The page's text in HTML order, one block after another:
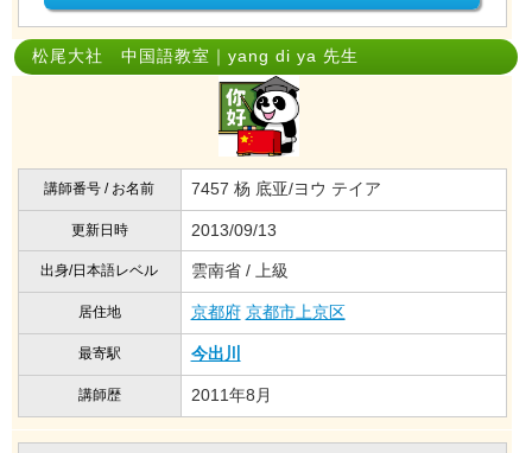
松尾大社 中国語教室｜yang di ya 先生
講師番号 / お名前 7457 杨 底亚/ヨウ テイア
更新日時 2013/09/13
出身/日本語レベル 雲南省 / 上級
居住地 京都府 京都市上京区
最寄駅 今出川
講師歴 2011年8月